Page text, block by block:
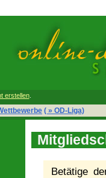
erstellen.
( » OD-Liga)
Betätige